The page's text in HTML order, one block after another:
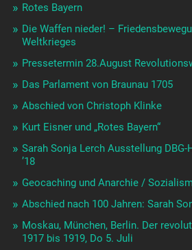
Rotes Bayern
Die Waffen nieder! –
Weltkrieges
Pressetermin 28.August
Das Parlament von Braunau 1705
Abschied von Christoph Klinke
Kurt Eisner und „Rotes Bayern“
Sarah Sonja Lerch Ausstellung
’18
Geocaching und Anarchie /
Abschied nach 100 Jahren: Sarah
Moskau, München, Berlin. Der
1917 bis 1919, Do 5. Juli